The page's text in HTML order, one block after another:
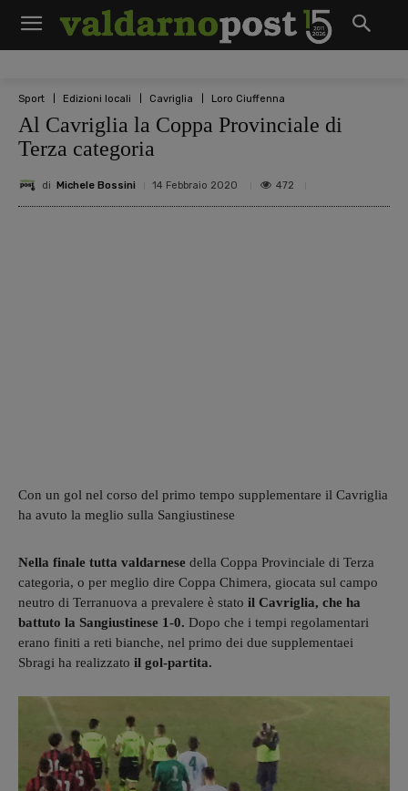
Sport Edizioni locali Cavriglia Loro Ciuffenna
Al Cavriglia la Coppa Provinciale di
Terza categoria
di Michele Bossini 14 Febbraio 2020 472
Con un gol nel corso del primo tempo supplementare il Cavriglia
ha avuto la meglio sulla Sangiustinese
Nella finale tutta valdarnese della Coppa Provinciale di Terza
categoria, o per meglio dire Coppa Chimera, giocata sul campo
neutro di Terranuova a prevalere è stato il Cavriglia, che ha
battuto la Sangiustinese 1-0. Dopo che i tempi regolamentari
erano finiti a reti bianche, nel primo dei due supplementaei
Sbragi ha realizzato il gol-partita.